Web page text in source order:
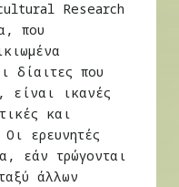
Research
που
δίαιτες που
είναι ικανές
και
ερευνητές
εάν τρώγονται
άλλων